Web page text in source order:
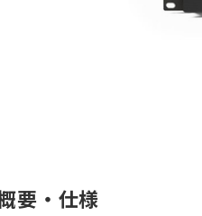
要・仕様